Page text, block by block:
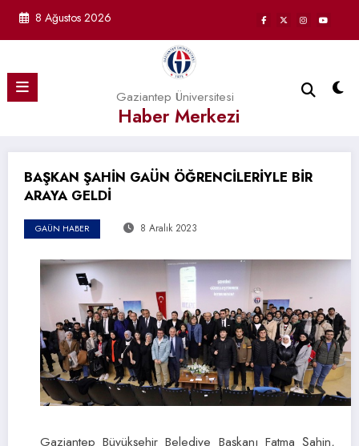
8 Ağustos 2026
Gaziantep Üniversitesi
Haber Merkezi
BAŞKAN ŞAHİN GAÜN ÖĞRENCİLERİYLE BİR
ARAYA GELDİ
GAÜN HABER 8 Aralık 2023
Gaziantep Büyükşehir Belediye Başkanı Fatma Şahin,